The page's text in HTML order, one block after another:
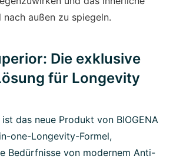
außen zu spiegeln.
Die exklusive
für Longevity
das neue Produkt von BIOGENA
one-Longevity-Formel,
Bedürfnisse von modernem Anti-